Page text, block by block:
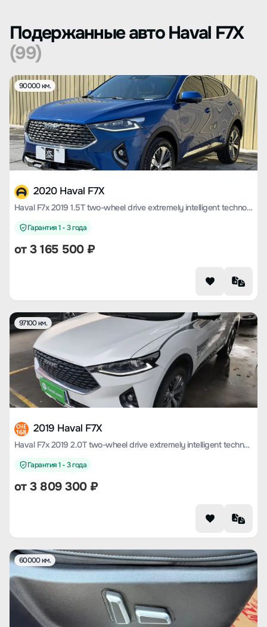
Подержанные авто Haval F7X
(99)
90000 км.
2020 Haval F7X
Haval F7x 2019 1.5T two-wheel drive extremely intelligent technology version
Гарантия 1 - 3 года
от3 165 500₽
97100 км.
CHE
168 2019 Haval F7X
Haval F7x 2019 2.0T two-wheel drive extremely intelligent technology version
Гарантия 1 - 3 года
от3 809 300₽
60000 км.